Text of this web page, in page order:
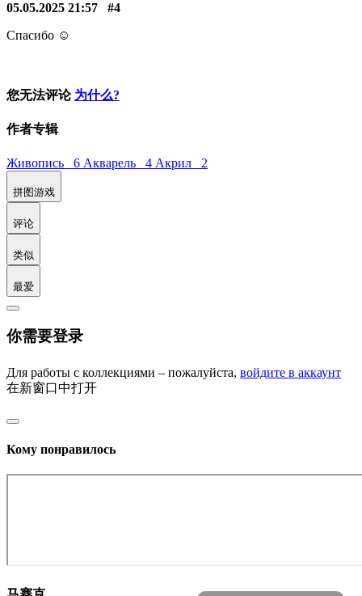
05.05.2025 21:57
#4
Спасибо ☺️
您无法评论 为什么?
作者专辑
Живопись 6 Акварель 4 Акрил 2
拼图游戏
评论
类似
最爱
你需要登录
Для работы с коллекциями – пожалуйста, войдите в аккаунт
在新窗口中打开
Кому понравилось